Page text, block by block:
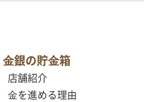
⾦銀の貯⾦箱
店舗紹介
⾦を進める理由